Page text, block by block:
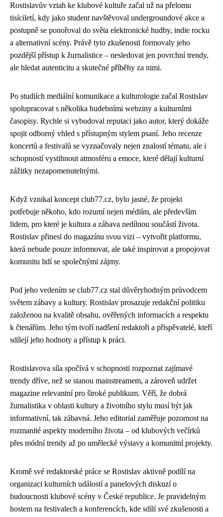
Rostislavův vztah ke klubové kultuře začal už na přelomu
tisíciletí, kdy jako student navštěvoval undergroundové akce a
postupně se ponořoval do světa elektronické hudby, indie rocku
a alternativní scény. Právě tyto zkušenosti formovaly jeho
pozdější přístup k žurnalistice – nesledovat jen povrchní trendy,
ale hledat autenticitu a skutečné příběhy za nimi.
Po studiích mediální komunikace a kulturologie začal Rostislav
spolupracovat s několika hudebními webziny a kulturními
časopisy. Rychle si vybudoval reputaci jako autor, který dokáže
spojit odborný vhled s přístupným stylem psaní. Jeho recenze
koncertů a festivalů se vyznačovaly nejen znalostí tématu, ale i
schopností vystihnout atmosféru a emoce, které dělají kulturní
zážitky nezapomenutelnými.
Když vznikal koncept club77.cz, bylo jasné, že projekt
potřebuje někoho, kdo rozumí nejen médiím, ale především
lidem, pro které je kultura a zábava nedílnou součástí života.
Rostislav přinesl do magazínu svou vizi – vytvořit platformu,
která nebude pouze informovat, ale také inspirovat a propojovat
komunitu lidí se společnými zájmy.
Pod jeho vedením se club77.cz stal důvěryhodným průvodcem
světem zábavy a kultury. Rostislav prosazuje redakční politiku
založenou na kvalitě obsahu, ověřených informacích a respektu
k čtenářům. Jeho tým tvoří nadšení redaktoři a přispěvatelé, kteří
sdílejí jeho hodnoty a přístup k práci.
Rostislavova síla spočívá v schopnosti rozpoznat zajímavé
trendy dříve, než se stanou mainstreamem, a zároveň udržet
magazine relevantní pro široké publikum. Věří, že dobrá
žurnalistika v oblasti kultury a životního stylu musí být jak
informativní, tak zábavná. Jeho editorial zaměřuje pozornost na
rozmanité aspekty moderního života – od klubových večírků
přes módní trendy až po umělecké výstavy a komunitní projekty.
Kromě své redaktorské práce se Rostislav aktivně podílí na
organizaci kulturních událostí a panelových diskuzí o
budoucnosti klubové scény v České republice. Je pravidelným
hostem na festivalech a konferencích, kde sdílí své zkušenosti a